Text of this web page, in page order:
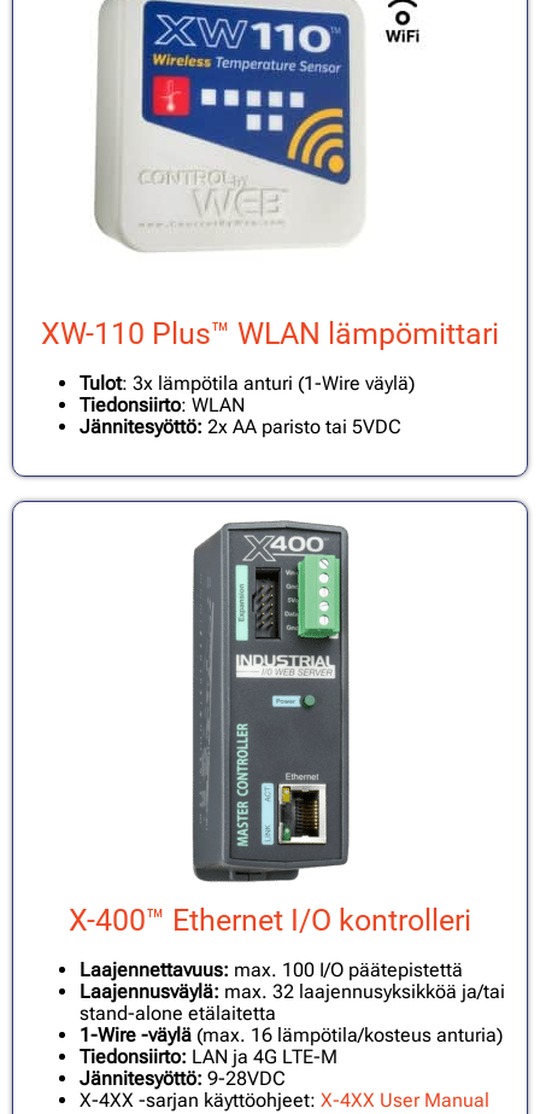
XW-110 Plus™ WLAN lämpömittari
Tulot: 3x lämpötila anturi (1-Wire väylä)
Tiedonsiirto: WLAN
Jännitesyöttö: 2x AA paristo tai 5VDC
X-400™ Ethernet I/O kontrolleri
Laajennettavuus: max. 100 I/O päätepistettä
Laajennusväylä: max. 32 laajennusyksikköä ja/tai
stand-alone etälaitetta
1-Wire -väylä (max. 16 lämpötila/kosteus anturia)
Tiedonsiirto: LAN ja 4G LTE-M
Jännitesyöttö: 9-28VDC
X-4XX -sarjan käyttöohjeet: X-4XX User Manual